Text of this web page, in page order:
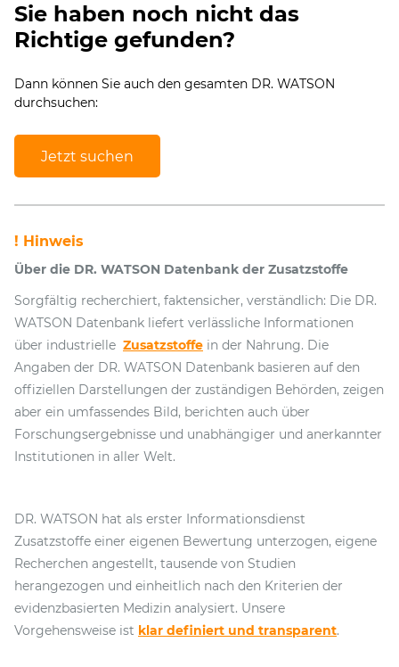
Sie haben noch nicht das
Richtige gefunden?
Dann können Sie auch den gesamten DR. WATSON
durchsuchen:
Jetzt suchen
! Hinweis
Über die DR. WATSON Datenbank der Zusatzstoffe
Sorgfältig recherchiert, faktensicher, verständlich: Die DR.
WATSON Datenbank liefert verlässliche Informationen
über industrielle Zusatzstoffe in der Nahrung. Die
Angaben der DR. WATSON Datenbank basieren auf den
offiziellen Darstellungen der zuständigen Behörden, zeigen
aber ein umfassendes Bild, berichten auch über
Forschungsergebnisse und unabhängiger und anerkannter
Institutionen in aller Welt.
DR. WATSON hat als erster Informationsdienst
Zusatzstoffe einer eigenen Bewertung unterzogen, eigene
Recherchen angestellt, tausende von Studien
herangezogen und einheitlich nach den Kriterien der
evidenzbasierten Medizin analysiert. Unsere
Vorgehensweise ist klar definiert und transparent.